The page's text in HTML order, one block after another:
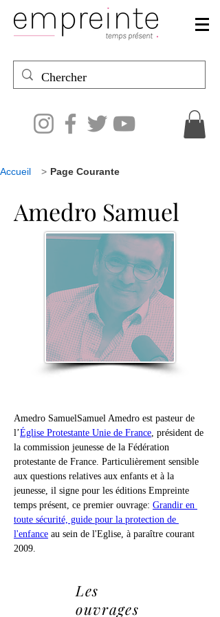
Accueil > Page Courante
Amedro Samuel
Amedro SamuelSamuel Amedro est pasteur de
l’Église Protestante Unie de France , président de
la commission jeunesse de la Fédération
protestante de France. Particulièrement sensible
aux questions relatives aux enfants et à la
jeunesse, il signe pour les éditions Empreinte
temps présent, ce premier ouvrage: Grandir en
toute sécurité, guide pour la protection de
l'enfance au sein de l'Eglise, à paraître courant
2009.
Les
ouvrages